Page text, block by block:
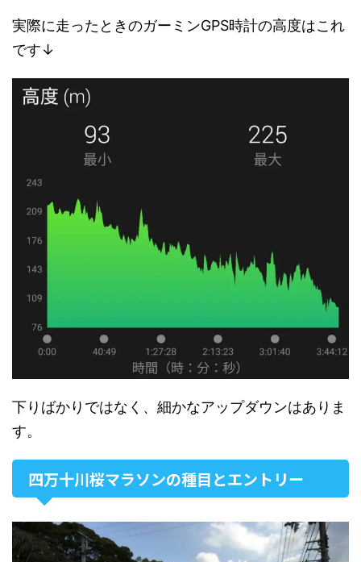
実際に走ったときのガーミンGPS時計の高度はこれ
です↓
下りばかりではなく、細かなアップダウンはありま
す。
四万十川桜マラソンの種目とエントリー